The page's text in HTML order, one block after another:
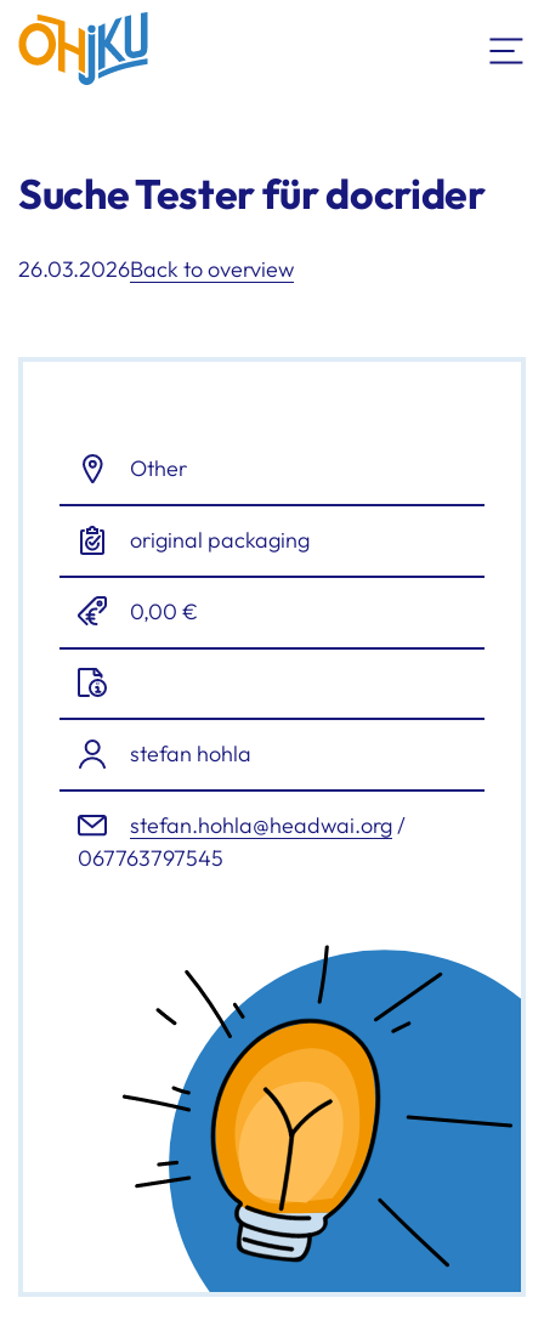
Suche Tester für docrider
26.03.2026Back to overview
Other
original packaging
0,00 €
stefan hohla
stefan.hohla@headwai.org/
067763797545